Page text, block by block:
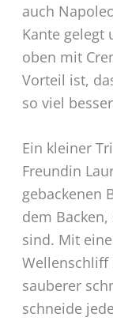
auch
Kante gelegt
oben mit
Vorteil ist,
so viel
Ein kleiner
Freundin
gebackenen
dem
sind. Mit
Wellenschliff
sauberer
schneide